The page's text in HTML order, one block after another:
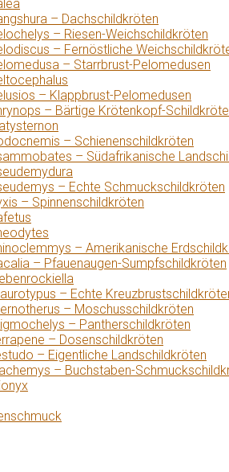
– Dachschildkröten
– Riesen-Weichschildkröten
– Fernöstliche
– Starrbrust-Pelomedusen
– Klappbrust-Pelomedusen
– Bärtige Krötenkopf-
– Schienenschildkröten
– Südafrikanische
– Echte Schmuckschildkröten
– Spinnenschildkröten
– Amerikanische
– Pfauenaugen-Sumpfschildkröten
– Echte
– Moschusschildkröten
– Pantherschildkröten
– Dosenschildkröten
– Eigentliche Landschildkröten
– Buchstaben-